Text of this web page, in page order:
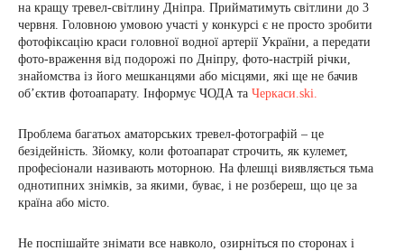
на кращу тревел-світлину Дніпра. Прийматимуть світлини до 3
червня. Головною умовою участі у конкурсі є не просто зробити
фотофіксацію краси головної водної артерії України, а передати
фото-враження від подорожі по Дніпру, фото-настрій річки,
знайомства із його мешканцями або місцями, які ще не бачив
об’єктив фотоапарату. Інформує ЧОДА та Черкаси.ski.
Проблема багатьох аматорських тревел-фотографій – це
безідейність. Зйомку, коли фотоапарат строчить, як кулемет,
професіонали називають моторною. На флешці виявляється тьма
однотипних знімків, за якими, буває, і не розбереш, що це за
країна або місто.
Не поспішайте знімати все навколо, озирніться по сторонах і